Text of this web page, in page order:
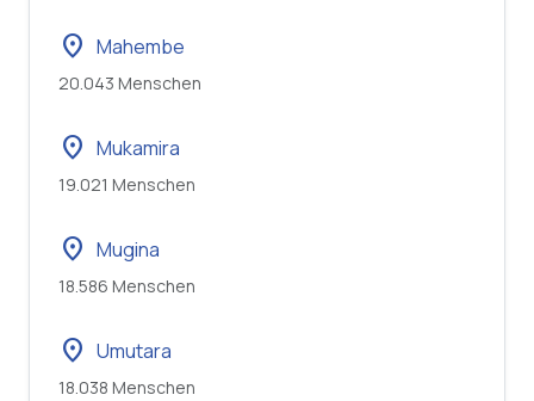
location_on Mahembe
20.043 Menschen
location_on Mukamira
19.021 Menschen
location_on Mugina
18.586 Menschen
location_on Umutara
18.038 Menschen